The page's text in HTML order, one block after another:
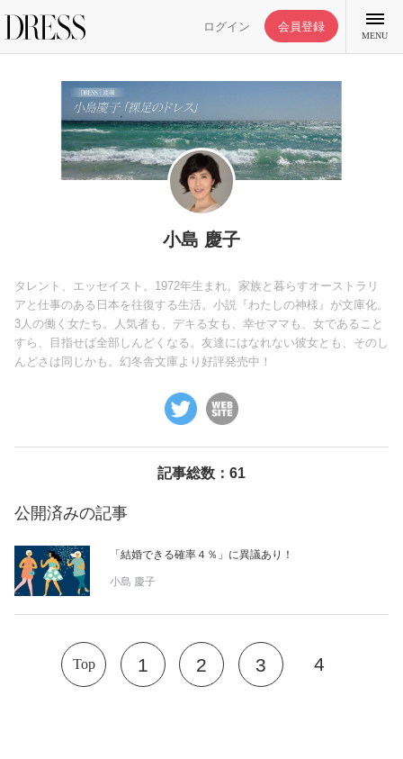
ログイン 会員登録
MENU
特集記事
ライフスタイル
ファッション
妊娠/出産/家族
ココロ/カラダ
グルメ
小島 慶子
タレント、エッセイスト。1972年生まれ。家族と暮らすオーストラリ
アと仕事のある日本を往復する生活。小説『わたしの神様』が文庫化。
3人の働く女たち。人気者も、デキる女も、幸せママも、女であること
すら、目指せば全部しんどくなる。友達にはなれない彼女とも、そのし
んどさは同じかも。幻冬舎文庫より好評発売中！
記事総数：61
公開済みの記事
「結婚できる確率４％」に異議あり！
小島 慶子
Top 1 2 3 4